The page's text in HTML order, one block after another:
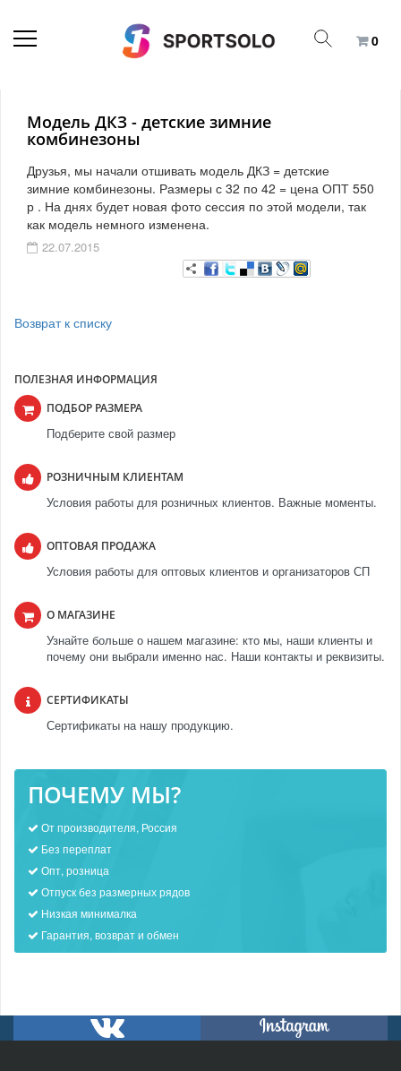
0
Модель ДКЗ - детские зимние
комбинезоны
Друзья, мы начали отшивать модель ДКЗ = детские
зимние комбинезоны. Размеры с 32 по 42 = цена ОПТ 550
р . На днях будет новая фото сессия по этой модели, так
как модель немного изменена.
22.07.2015
Возврат к списку
ПОЛЕЗНАЯ ИНФОРМАЦИЯ
ПОДБОР РАЗМЕРА
Подберите свой размер
РОЗНИЧНЫМ КЛИЕНТАМ
Условия работы для розничных клиентов. Важные моменты.
ОПТОВАЯ ПРОДАЖА
Условия работы для оптовых клиентов и организаторов СП
О МАГАЗИНЕ
Узнайте больше о нашем магазине: кто мы, наши клиенты и
почему они выбрали именно нас. Наши контакты и реквизиты.
СЕРТИФИКАТЫ
Сертификаты на нашу продукцию.
ПОЧЕМУ МЫ?
От производителя, Россия
Без переплат
Опт, розница
Отпуск без размерных рядов
Низкая минималка
Гарантия, возврат и обмен